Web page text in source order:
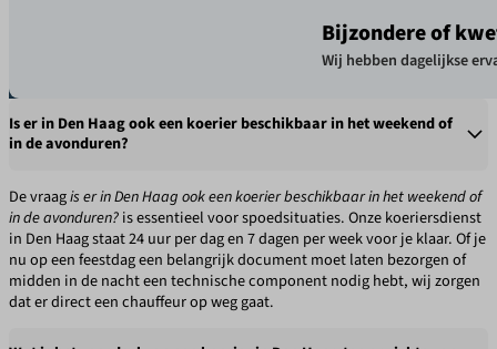
Bijzondere of
Wij hebben dagelijkse
Is er in Den Haag ook een koerier beschikbaar in het weekend of
in de avonduren?
De vraagis er in Den Haag ook een koerier beschikbaar in het weekend of
in de avonduren?is essentieel voor spoedsituaties. Onze koeriersdienst
in Den Haag staat 24 uur per dag en 7 dagen per week voor je klaar. Of je
nu op een feestdag een belangrijk document moet laten bezorgen of
midden in de nacht een technische component nodig hebt, wij zorgen
dat er direct een chauffeur op weg gaat.